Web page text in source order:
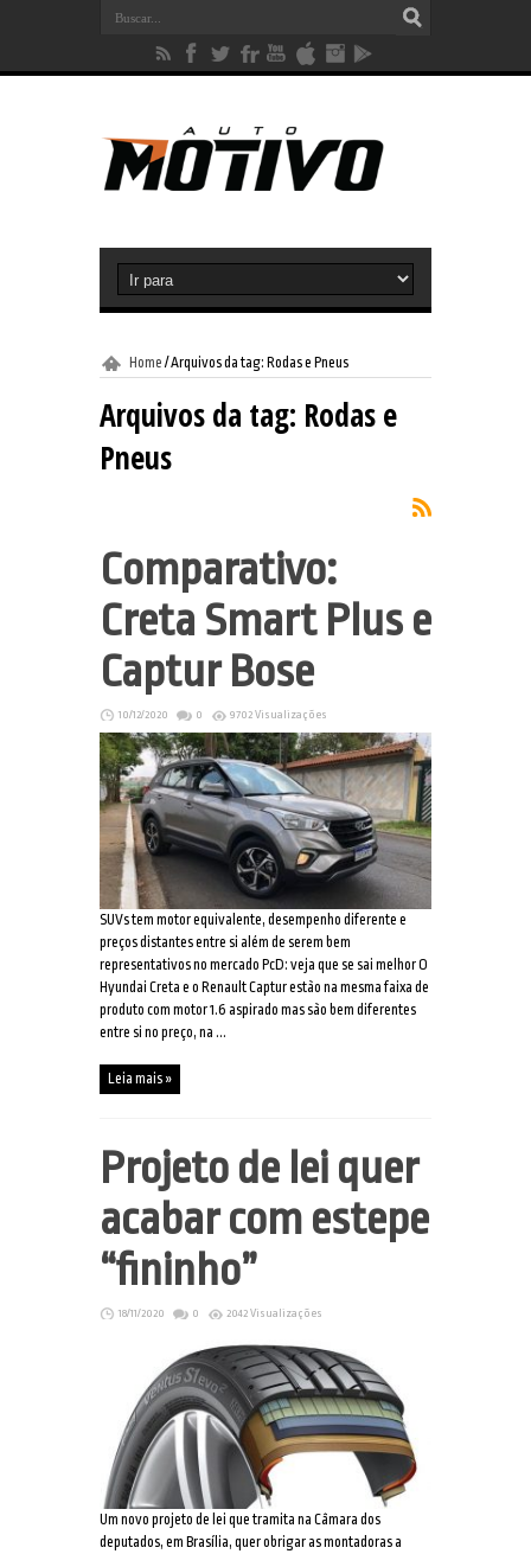
Home /Arquivos da tag: Rodas e Pneus
Arquivos da tag: Rodas e
Pneus
Comparativo:
Creta Smart Plus e
Captur Bose
10/12/2020 0 9702 Visualizações
SUVs tem motor equivalente, desempenho diferente e
preços distantes entre si além de serem bem
representativos no mercado PcD: veja que se sai melhor O
Hyundai Creta e o Renault Captur estão na mesma faixa de
produto com motor 1.6 aspirado mas são bem diferentes
entre si no preço, na ...
Leia mais »
Projeto de lei quer
acabar com estepe
“fininho”
18/11/2020 0 2042 Visualizações
Um novo projeto de lei que tramita na Câmara dos
deputados, em Brasília, quer obrigar as montadoras a